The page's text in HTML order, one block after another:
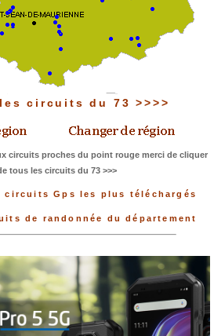
circuits du 73 >>>>
circuits proches du point rouge merci de cliquer
tous les circuits du 73 >>>
circuits Gps les plus téléchargés
de randonnée du département